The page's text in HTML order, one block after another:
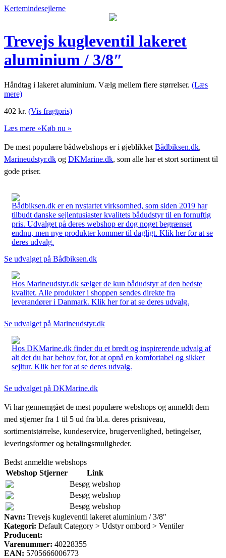
Kertemindesejlerne
Trevejs kugleventil lakeret
aluminium / 3/8″
Håndtag i lakeret aluminium. Vælg mellem flere størrelser. (Læs
mere)
402 kr. (Vis fragtpris)
Læs mere »Køb nu »
De mest populære bådwebshops er i øjeblikket Bådbiksen.dk,
Marineudstyr.dk og DKMarine.dk, som alle har et stort sortiment til
gode priser.
Bådbiksen.dk er en nystartet virksomhed, som siden 2019 har
tilbudt danske sejlentusiaster kvalitets bådudstyr til en fornuftig
pris. Udvalget på deres webshop er dog noget begrænset
endnu, men nye produkter kommer til dagligt. Klik her for at se
deres udvalg.
Se udvalget på Bådbiksen.dk
Hos Marineudstyr.dk sælger de kun bådudstyr af den bedste
kvalitet. Alle produkter i shoppen sendes direkte fra
leverandører i Danmark. Klik her for at se deres udvalg.
Se udvalget på Marineudstyr.dk
Hos DKMarine.dk finder du et bredt og inspirerende udvalg af
alt det du har behov for, for at opnå en komfortabel og sikker
sejltur. Klik her for at se deres udvalg.
Se udvalget på DKMarine.dk
Vi har gennemgået de mest populære webshops og anmeldt dem
med stjerner fra 1 til 5 ud fra bl.a. deres prisniveau,
sortimentstørrelse, kundeservice, brugervenlighed, betingelser,
leveringsformer og betalingsmuligheder.
Bedst anmeldte webshops
Webshop Stjerner
Link
Besøg webshop
Besøg webshop
Besøg webshop
Navn: Trevejs kugleventil lakeret aluminium / 3/8″
Kategori: Default Category > Udstyr ombord > Ventiler
Producent:
Varenummer: 40228355
EAN: 5705666006773